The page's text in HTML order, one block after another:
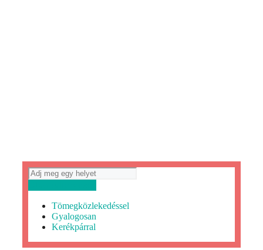
Tömegközlekedéssel
Gyalogosan
Kerékpárral